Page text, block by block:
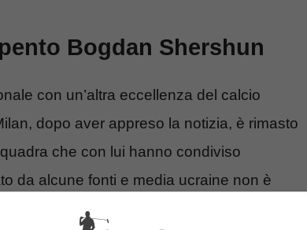
Bogdan Shershun
con un’altra eccellenza del calcio
dopo aver appreso la notizia, è rimasto
che con lui hanno condiviso
da alcune fonti e media ucraine non è